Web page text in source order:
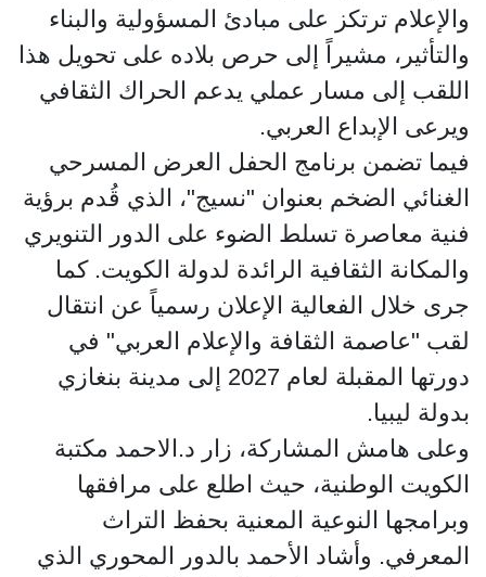
والإعلام ترتكز على مبادئ المسؤولية والبناء
والتأثير، مشيراً إلى حرص بلاده على تحويل هذا
اللقب إلى مسار عملي يدعم الحراك الثقافي
ويرعى الإبداع العربي.
فيما تضمن برنامج الحفل العرض المسرحي
الغنائي الضخم بعنوان "نسيج"، الذي قُدم برؤية
فنية معاصرة تسلط الضوء على الدور التنويري
والمكانة الثقافية الرائدة لدولة الكويت. كما
جرى خلال الفعالية الإعلان رسمياً عن انتقال
لقب "عاصمة الثقافة والإعلام العربي" في
دورتها المقبلة لعام 2027 إلى مدينة بنغازي
بدولة ليبيا.
وعلى هامش المشاركة، زار د.الاحمد مكتبة
الكويت الوطنية، حيث اطلع على مرافقها
وبرامجها النوعية المعنية بحفظ التراث
المعرفي. وأشاد الأحمد بالدور المحوري الذي